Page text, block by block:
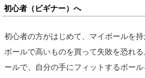
初心者（ビギナー）へ
初心者の方がはじめて、マイボールを
ボールで高いものを買って失敗を恐れ
ールで、自分の手にフィットするボー